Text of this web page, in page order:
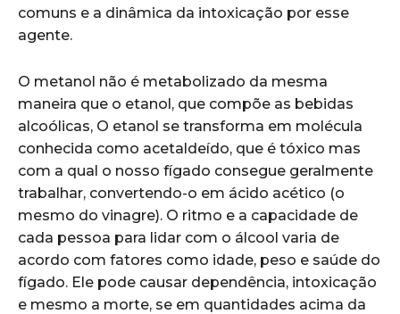
comuns e a dinâmica da intoxicação por esse
agente.
O metanol não é metabolizado da mesma
maneira que o etanol, que compõe as bebidas
alcoólicas, O etanol se transforma em molécula
conhecida como acetaldeído, que é tóxico mas
com a qual o nosso fígado consegue geralmente
trabalhar, convertendo-o em ácido acético (o
mesmo do vinagre). O ritmo e a capacidade de
cada pessoa para lidar com o álcool varia de
acordo com fatores como idade, peso e saúde do
fígado. Ele pode causar dependência, intoxicação
e mesmo a morte, se em quantidades acima da